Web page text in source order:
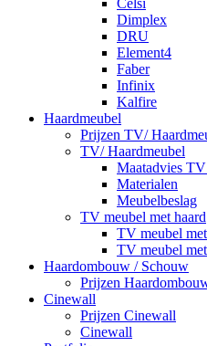
Celsi
Dimplex
DRU
Element4
Faber
Infinix
Kalfire
Haardmeubel
Prijzen TV/
TV/ Haardmeubel
Maatadvies
Materialen
Meubelbeslag
TV meubel met haard
TV meubel
TV meubel
Haardombouw / Schouw
Prijzen
Cinewall
Prijzen Cinewall
Cinewall